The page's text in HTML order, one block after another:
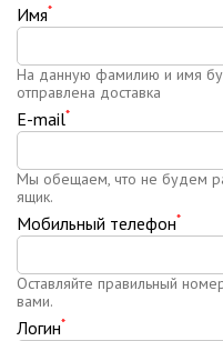
Имя*
На данную фамилию и имя
отправлена доставка
E-mail*
Мы обещаем, что не будем
ящик.
Мобильный телефон*
Оставляйте правильный
вами.
Логин*